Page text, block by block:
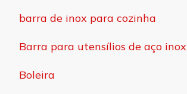
barra de inox para cozinha
Barra para utensílios de aço inox
Boleira